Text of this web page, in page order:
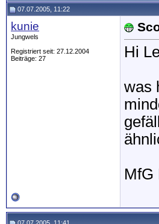
07.07.2005, 11:22
kunie
Jungwels
Registriert seit: 27.12.2004
Beiträge: 27
Hi
was
MfG